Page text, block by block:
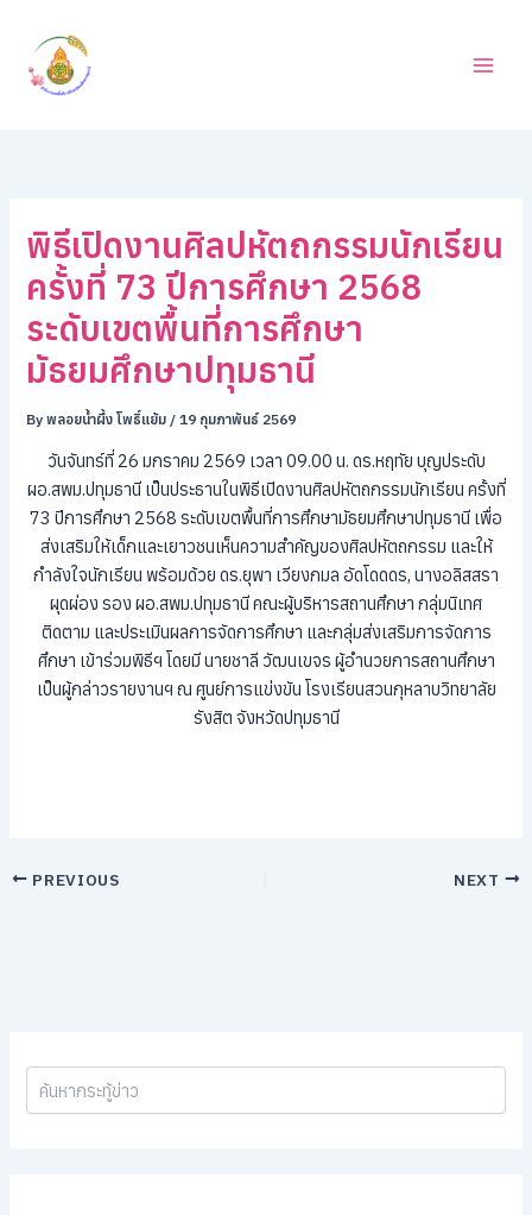
content
พิธีเปิดงานศิลปหัตถกรรมนักเรียน
ครั้งที่ 73 ปีการศึกษา 2568
ระดับเขตพื้นที่การศึกษา
มัธยมศึกษาปทุมธานี
Byพลอยน้ำผึ้ง โพธิ์แย้ม /19 กุมภาพันธ์ 2569
วันจันทร์ที่ 26 มกราคม 2569 เวลา 09.00 น. ดร.หฤทัย บุญประดับ
ผอ.สพม.ปทุมธานี เป็นประธานในพิธีเปิดงานศิลปหัตถกรรมนักเรียน ครั้งที่
73 ปีการศึกษา 2568 ระดับเขตพื้นที่การศึกษามัธยมศึกษาปทุมธานี เพื่อ
ส่งเสริมให้เด็กและเยาวชนเห็นความสำคัญของศิลปหัตถกรรม และให้
กำลังใจนักเรียน พร้อมด้วย ดร.ยุพา เวียงกมล อัดโดดดร, นางอลิสสรา
ผุดผ่อง รอง ผอ.สพม.ปทุมธานี คณะผู้บริหารสถานศึกษา กลุ่มนิเทศ
ติดตาม และประเมินผลการจัดการศึกษา และกลุ่มส่งเสริมการจัดการ
ศึกษา เข้าร่วมพิธีฯ โดยมี นายชาลี วัฒนเขจร ผู้อำนวยการสถานศึกษา
เป็นผู้กล่าวรายงานฯ ณ ศูนย์การแข่งขัน โรงเรียนสวนกุหลาบวิทยาลัย
รังสิต จังหวัดปทุมธานี
PREVIOUS NEXT
ห
า